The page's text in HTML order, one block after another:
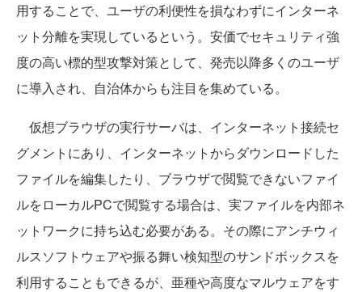
用することで、ユーザの利便性を損なわずにインターネ
ット分離を実現しているという。安価でセキュリティ強
度の高い標的型攻撃対策として、発売以降多くのユーザ
に導入され、自治体からも注目を集めている。
仮想ブラウザの実行サーバは、インターネット接続セ
グメントにあり、インターネットからダウンロードした
ファイルを編集したり、ブラウザで閲覧できないファイ
ルをローカルPCで閲覧する場合は、実ファイルを内部ネ
ットワークに持ち込む必要がある。その際にアンチウィ
ルスソフトウェアや振る舞い検知型のサンドボックスを
利用することもできるが、亜種や高度なマルウェアをす